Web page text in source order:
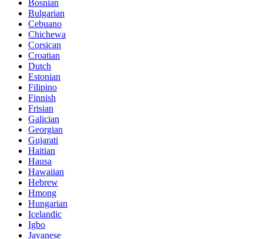
Bosnian
Bulgarian
Cebuano
Chichewa
Corsican
Croatian
Dutch
Estonian
Filipino
Finnish
Frisian
Galician
Georgian
Gujarati
Haitian
Hausa
Hawaiian
Hebrew
Hmong
Hungarian
Icelandic
Igbo
Javanese